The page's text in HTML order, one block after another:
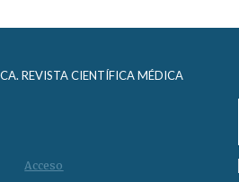
REVISTA CIENTÍFICA MÉDICA
Acceso